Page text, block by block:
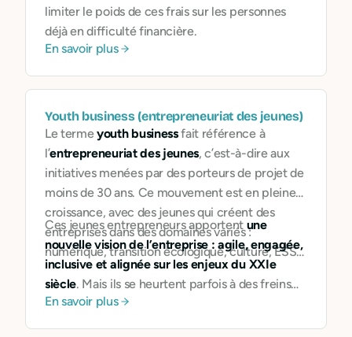
limiter le poids de ces frais sur les personnes
déjà en difficulté financière.
En savoir plus
Youth business (entrepreneuriat des jeunes)
Le termeyouth businessfait référence à
l’entrepreneuriat des jeunes, c’est-à-dire aux
initiatives menées par des porteurs de projet de
moins de 30 ans. Ce mouvement est en pleine
croissance, avec des jeunes qui créent des
entreprises dans des domaines variés :
numérique, transition écologique, culture, ESS…
Ces jeunes entrepreneurs apportent une
nouvelle vision de l’entreprise : agile, engagée,
inclusive et alignée sur les enjeux du XXIe
siècle. Mais ils se heurtent parfois à des freins
administratifs, au manque de financement ou à
En savoir plus